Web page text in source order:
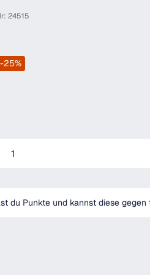
24515
-25%
du Punkte und kannst diese